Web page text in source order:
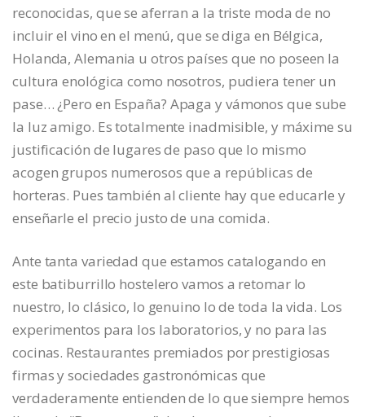
reconocidas, que se aferran a la triste moda de no
incluir el vino en el menú, que se diga en Bélgica,
Holanda, Alemania u otros países que no poseen la
cultura enológica como nosotros, pudiera tener un
pase… ¿Pero en España? Apaga y vámonos que sube
la luz amigo. Es totalmente inadmisible, y máxime su
justificación de lugares de paso que lo mismo
acogen grupos numerosos que a repúblicas de
horteras. Pues también al cliente hay que educarle y
enseñarle el precio justo de una comida.
Ante tanta variedad que estamos catalogando en
este batiburrillo hostelero vamos a retomar lo
nuestro, lo clásico, lo genuino lo de toda la vida. Los
experimentos para los laboratorios, y no para las
cocinas. Restaurantes premiados por prestigiosas
firmas y sociedades gastronómicas que
verdaderamente entienden de lo que siempre hemos